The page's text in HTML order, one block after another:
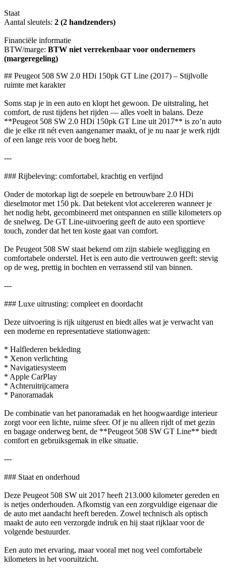
Staat
Aantal sleutels: 2 (2 handzenders)
Financiële informatie
BTW/marge: BTW niet verrekenbaar voor ondernemers
(margeregeling)
## Peugeot 508 SW 2.0 HDi 150pk GT Line (2017) – Stijlvolle
ruimte met karakter
Soms stap je in een auto en klopt het gewoon. De uitstraling, het
comfort, de rust tijdens het rijden — alles voelt in balans. Deze
**Peugeot 508 SW 2.0 HDi 150pk GT Line uit 2017** is zo’n auto
die je elke rit nét even aangenamer maakt, of je nu naar je werk rijdt
of een lange reis voor de boeg hebt.
---
### Rijbeleving: comfortabel, krachtig en verfijnd
Onder de motorkap ligt de soepele en betrouwbare 2.0 HDi
dieselmotor met 150 pk. Dat betekent vlot accelereren wanneer je
het nodig hebt, gecombineerd met ontspannen en stille kilometers op
de snelweg. De GT Line-uitvoering geeft de auto een sportieve
touch, zonder dat het ten koste gaat van comfort.
De Peugeot 508 SW staat bekend om zijn stabiele wegligging en
comfortabele onderstel. Het is een auto die vertrouwen geeft: stevig
op de weg, prettig in bochten en verrassend stil van binnen.
---
### Luxe uitrusting: compleet en doordacht
Deze uitvoering is rijk uitgerust en biedt alles wat je verwacht van
een moderne en representatieve stationwagen:
* Halflederen bekleding
* Xenon verlichting
* Navigatiesysteem
* Apple CarPlay
* Achteruitrijcamera
* Panoramadak
De combinatie van het panoramadak en het hoogwaardige interieur
zorgt voor een lichte, ruime sfeer. Of je nu alleen rijdt of met gezin
en bagage onderweg bent, de **Peugeot 508 SW GT Line** biedt
comfort en gebruiksgemak in elke situatie.
---
### Staat en onderhoud
Deze Peugeot 508 SW uit 2017 heeft 213.000 kilometer gereden en
is netjes onderhouden. Afkomstig van een zorgvuldige eigenaar die
de auto met aandacht heeft bereden. Zowel technisch als optisch
maakt de auto een verzorgde indruk en hij staat rijklaar voor de
volgende bestuurder.
Een auto met ervaring, maar vooral met nog veel comfortabele
kilometers in het vooruitzicht.